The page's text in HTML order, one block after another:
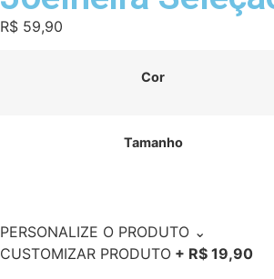
R$ 59,90
Cor
Tamanho
PERSONALIZE O PRODUTO ⌄
CUSTOMIZAR PRODUTO + R$ 19,90